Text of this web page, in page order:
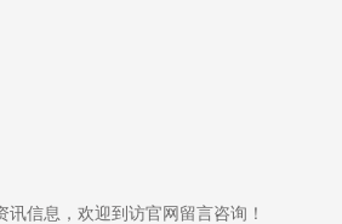
信息，欢迎到访官网留言咨询！